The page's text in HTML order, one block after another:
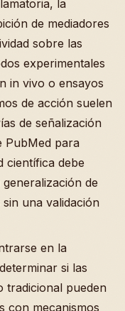
la
de mediadores
sobre las
experimentales
in vivo o ensayos
de acción suelen
de señalización
PubMed para
científica debe
de
sin una validación
en la
si las
tradicional pueden
con mecanismos